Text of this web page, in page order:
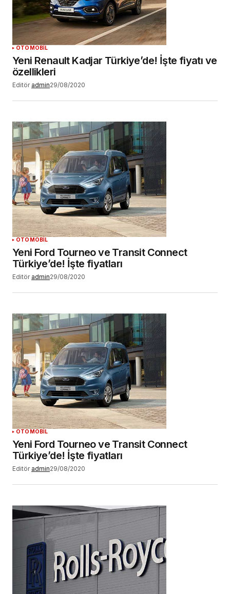
OTOMOBİL
Yeni Renault Kadjar Türkiye’de! İşte fiyatı ve
özellikleri
Editör admin29/08/2020
OTOMOBİL
Yeni Ford Tourneo ve Transit Connect
Türkiye’de! İşte fiyatları
Editör admin29/08/2020
OTOMOBİL
Yeni Ford Tourneo ve Transit Connect
Türkiye’de! İşte fiyatları
Editör admin29/08/2020